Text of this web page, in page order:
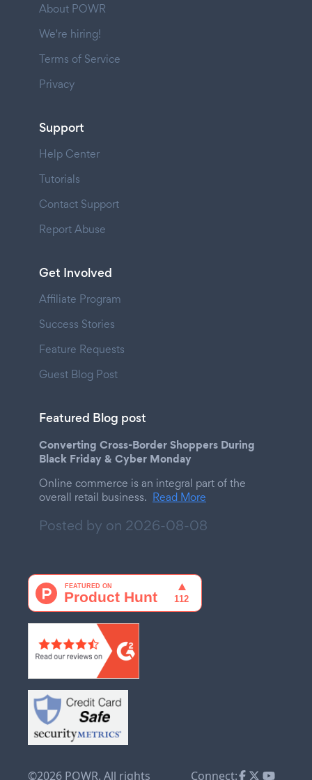
About POWR
We're hiring!
Terms of Service
Privacy
Support
Help Center
Tutorials
Contact Support
Report Abuse
Get Involved
Affiliate Program
Success Stories
Feature Requests
Guest Blog Post
Featured Blog post
Converting Cross-Border Shoppers During
Black Friday & Cyber Monday
Online commerce is an integral part of the
overall retail business. Read More
Posted by on 2026-08-08
©2026 POWR. All rights Connect: